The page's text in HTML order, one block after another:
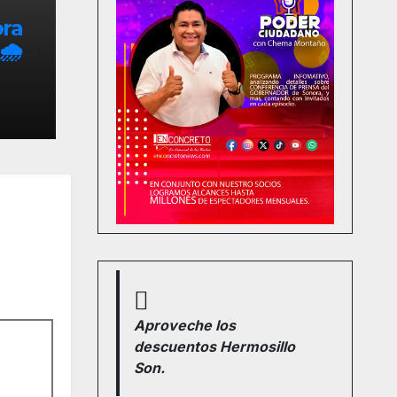
🌧️
Aproveche los
descuentos Hermosillo
Son.